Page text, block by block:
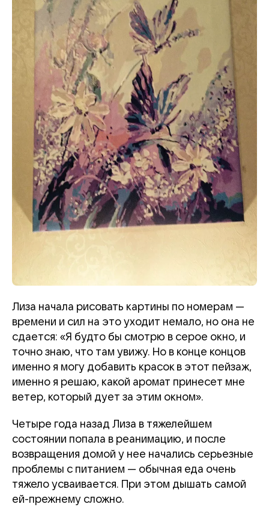
Лиза начала рисовать картины по номерам —
времени и сил на это уходит немало, но она не
сдается: «Я будто бы смотрю в серое окно, и
точно знаю, что там увижу. Но в конце концов
именно я могу добавить красок в этот пейзаж,
именно я решаю, какой аромат принесет мне
ветер, который дует за этим окном».
Четыре года назад Лиза в тяжелейшем
состоянии попала в реанимацию, и после
возвращения домой у нее начались серьезные
проблемы с питанием — обычная еда очень
тяжело усваивается. При этом дышать самой
ей-прежнему сложно.